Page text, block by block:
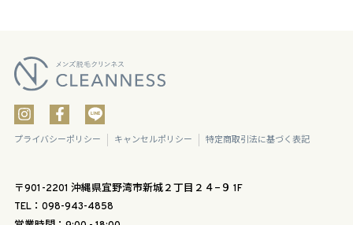
プライバシーポリシー キャンセルポリシー 特定商取引法に基づく表記
〒901-2201 沖縄県宜野湾市新城２丁目２４−９ 1F
TEL：098-943-4858